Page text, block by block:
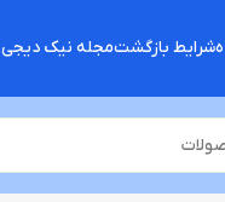
شرایط بازگشتمجله نیک دیجی